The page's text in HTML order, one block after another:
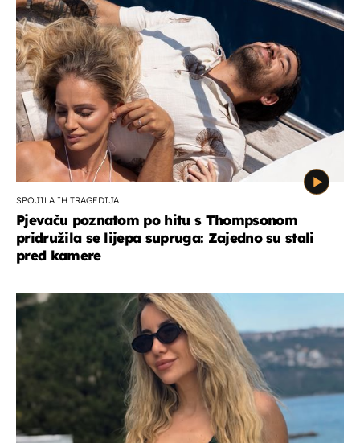
SPOJILA IH TRAGEDIJA
Pjevaču poznatom po hitu s Thompsonom
pridružila se lijepa supruga: Zajedno su stali
pred kamere